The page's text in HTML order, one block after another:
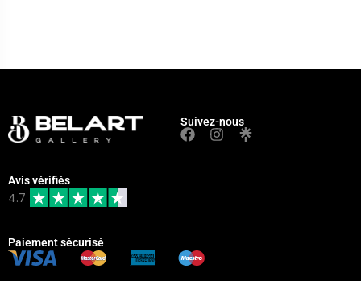
Suivez-nous
Avis vérifiés
4.7
Paiement sécurisé